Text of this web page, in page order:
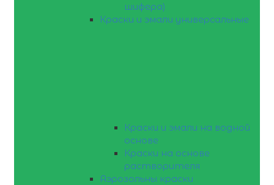
шифера)
Краски и эмали универсальные
Краски и эмали на водной
основе
Краски на основе
растворителя
Аэрозольны краски